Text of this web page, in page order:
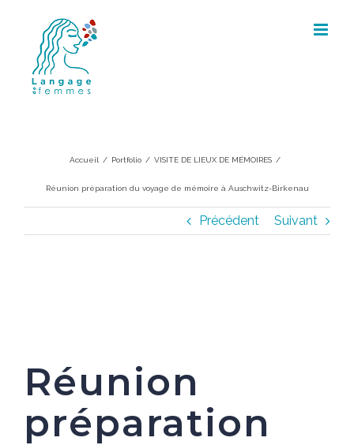
content
Accueil / Portfolio / VISITE DE LIEUX DE MÉMOIRES /
Réunion préparation du voyage de mémoire à Auschwitz-Birkenau
Précédent Suivant
Réunion
préparation